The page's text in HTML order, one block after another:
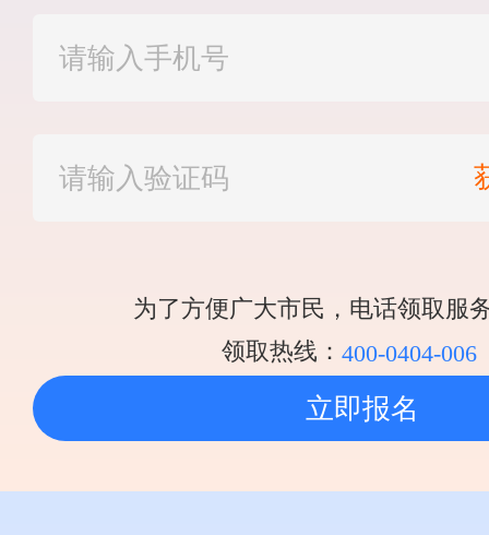
为了方便广大市民，电话领取服
领取热线： 400-0404-006